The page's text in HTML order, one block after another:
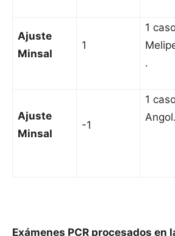
Ajuste
Minsal
1
1
.
Ajuste
Minsal
-1
1
Angol.
Exámenes PCR procesados en